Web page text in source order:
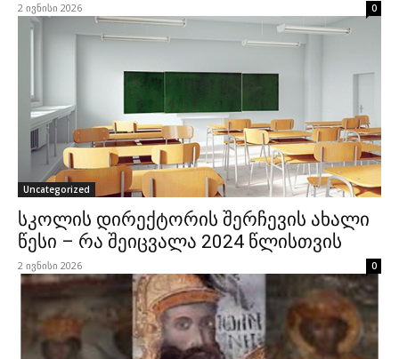
2 ივნისი 2026 0
Uncategorized
სკოლის დირექტორის შერჩევის ახალი
წესი – რა შეიცვალა 2024 წლისთვის
2 ივნისი 2026 0